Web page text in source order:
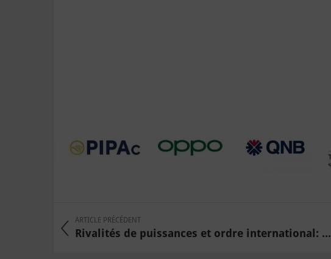
ARTICLE PRÉCÉDENT
Rivalités de puissances et ordre international: ...